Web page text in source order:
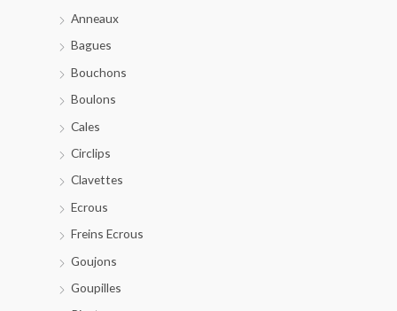
Anneaux
Bagues
Bouchons
Boulons
Cales
Circlips
Clavettes
Ecrous
Freins Ecrous
Goujons
Goupilles